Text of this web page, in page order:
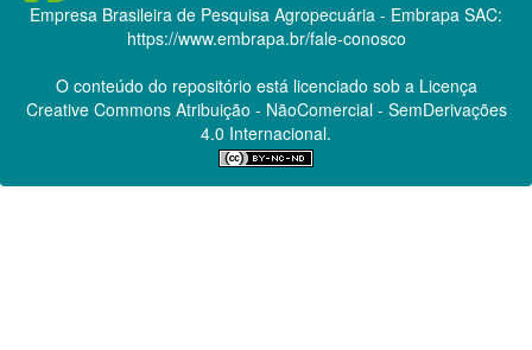
Empresa Brasileira de Pesquisa Agropecuária - Embrapa SAC:
https://www.embrapa.br/fale-conosco
O conteúdo do repositório está licenciado sob a Licença
Creative CommonsAtribuição - NãoComercial - SemDerivações
4.0 Internacional.